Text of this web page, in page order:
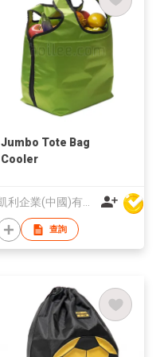
Jumbo Tote Bag
Cooler
凱利企業(中國)有限公司
查詢